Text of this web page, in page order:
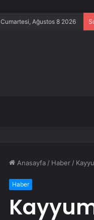
Cumartesi, Ağustos 8 2026
Anasayfa / Haber /
Haber